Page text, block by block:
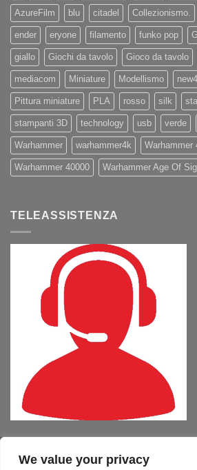
We value your privacy
AzureFilm blu citadel Collezionismo.
ender eryone filamento funko pop
giallo Giochi da tavolo Gioco da tavolo
mediacom Miniature Modellismo
Pittura miniature PLA rosso silk
stampanti 3D technology usb verde
Warhammer warhammer4k Warhammer
Warhammer 40000 Warhammer Age Of
TELEASSISTENZA
Visa PayPal MasterCard